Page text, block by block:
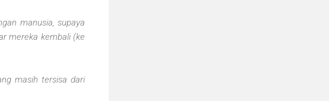
manusia, supaya
mereka kembali (ke
masih tersisa dari